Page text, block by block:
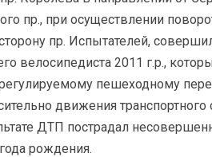
пр., при осуществлении
пр. Испытателей,
велосипедиста 2011 г.р.,
пешеходному
движения транспортного
ДТП пострадал
рождения.